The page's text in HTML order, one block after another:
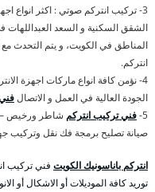
3- تركيب انتركم صوتي : اكثر انواع
الشقق السكنية و السعد العبداللهات
المناطق في الكويت، و يتم التحدث
انتركم.
4- نؤمن كافة انواع ماركات اجهزة
الجودة العالية في العمل و الاتصال
5- فني تركيب انتركم شاطر ورخيص –
صيانة تصليح برمجة فك نقل وتركيب
انتركم باناسونيك الكويت فني تركيب
توريد كافة الموديلات أو الاشكال أو